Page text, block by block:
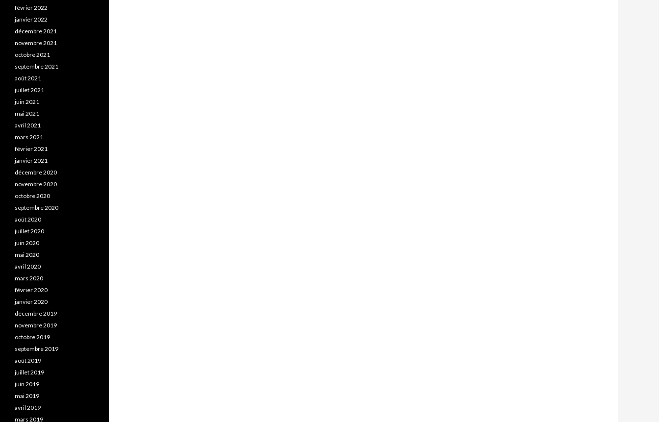
février 2022
janvier 2022
décembre 2021
novembre 2021
octobre 2021
septembre 2021
août 2021
juillet 2021
juin 2021
mai 2021
avril 2021
mars 2021
février 2021
janvier 2021
décembre 2020
novembre 2020
octobre 2020
septembre 2020
août 2020
juillet 2020
juin 2020
mai 2020
avril 2020
mars 2020
février 2020
janvier 2020
décembre 2019
novembre 2019
octobre 2019
septembre 2019
août 2019
juillet 2019
juin 2019
mai 2019
avril 2019
mars 2019